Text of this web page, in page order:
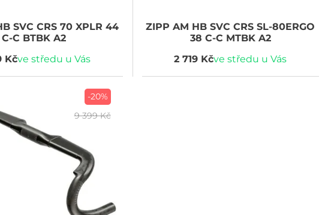
SVC CRS 70 XPLR 44
C-C BTBK A2
Kčve středu u Vás
ZIPP AM HB SVC CRS SL-80ERGO
38 C-C MTBK A2
2 719 Kčve středu u Vás
-20%
9 399 Kč